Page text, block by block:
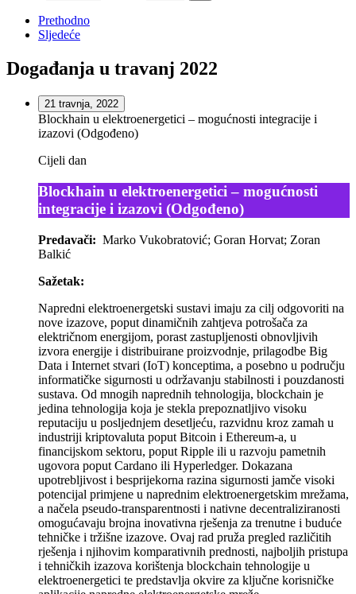
Prethodno
Sljedeće
Događanja u travanj 2022
21 travnja, 2022
Blockhain u elektroenergetici – mogućnosti integracije i
izazovi (Odgođeno)
Cijeli dan
Blockhain u elektroenergetici – mogućnosti
integracije i izazovi (Odgođeno)
Predavači: Marko Vukobratović; Goran Horvat; Zoran
Balkić
Sažetak:
Napredni elektroenergetski sustavi imaju za cilj odgovoriti na
nove izazove, poput dinamičnih zahtjeva potrošača za
električnom energijom, porast zastupljenosti obnovljivih
izvora energije i distribuirane proizvodnje, prilagodbe Big
Data i Internet stvari (IoT) konceptima, a posebno u području
informatičke sigurnosti u održavanju stabilnosti i pouzdanosti
sustava. Od mnogih naprednih tehnologija, blockchain je
jedina tehnologija koja je stekla prepoznatljivo visoku
reputaciju u posljednjem desetljeću, razvidnu kroz zamah u
industriji kriptovaluta poput Bitcoin i Ethereum-a, u
financijskom sektoru, poput Ripple ili u razvoju pametnih
ugovora poput Cardano ili Hyperledger. Dokazana
upotrebljivost i besprijekorna razina sigurnosti jamče visoki
potencijal primjene u naprednim elektroenergetskim mrežama,
a načela pseudo-transparentnosti i nativne decentraliziranosti
omogućavaju brojna inovativna rješenja za trenutne i buduće
tehničke i tržišne izazove. Ovaj rad pruža pregled različitih
rješenja i njihovim komparativnih prednosti, najboljih pristupa
i tehničkih izazova korištenja blockchain tehnologije u
elektroenergetici te predstavlja okvire za ključne korisničke